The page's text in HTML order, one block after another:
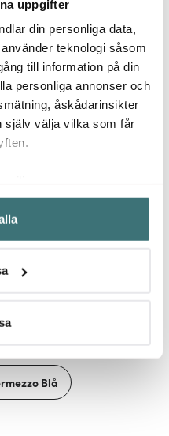
uppgifter
din personliga data,
teknologi såsom
till information på din
personliga annonser och
åskådarinsikter
själv välja vilka som får
geografiska plats som
till flera meter
att aktivt skanna den för
uppgifter
samtycke när som
och annonserna
att du tycker om. Det
digital
kr 279 kr
I lager
våra kunder
Blå